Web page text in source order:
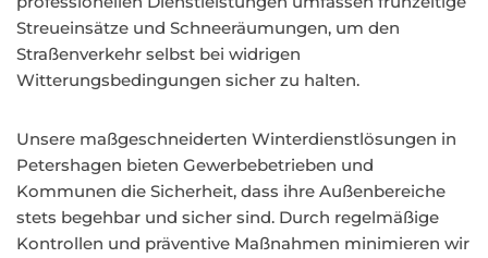
Streueinsätze und Schneeräumungen, um den
Straßenverkehr selbst bei widrigen
Witterungsbedingungen sicher zu halten.
Unsere maßgeschneiderten Winterdienstlösungen in
Petershagen bieten Gewerbebetrieben und
Kommunen die Sicherheit, dass ihre Außenbereiche
stets begehbar und sicher sind. Durch regelmäßige
Kontrollen und präventive Maßnahmen minimieren wir